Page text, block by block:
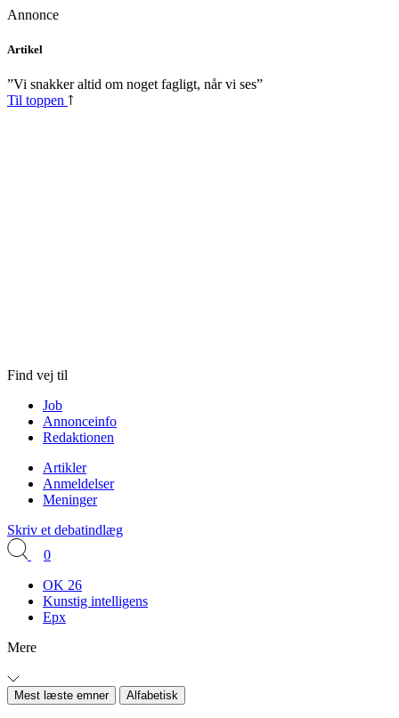
Annonce
Skip
content
Artikel
”Vi snakker altid om noget fagligt, når vi ses”
Til toppen
Find vej til
Job
Annonceinfo
Redaktionen
Artikler
Anmeldelser
Meninger
Skriv et debatindlæg
0
OK 26
Kunstig intelligens
Epx
Mere
Mest læste emner Alfabetisk